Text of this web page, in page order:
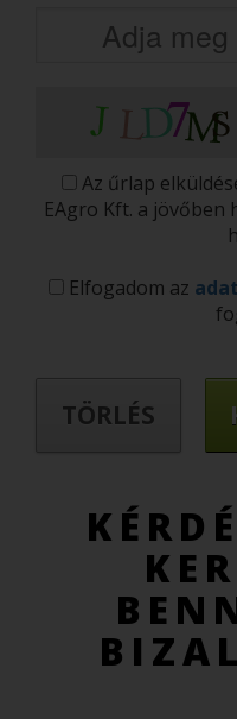
Az űrlap
EAgro Kft. a
Elfogadom az